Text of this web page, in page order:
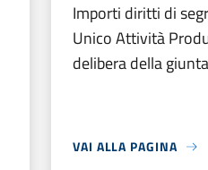
Importi diritti di
Unico Attività
delibera della
VAI ALLA PAGINA